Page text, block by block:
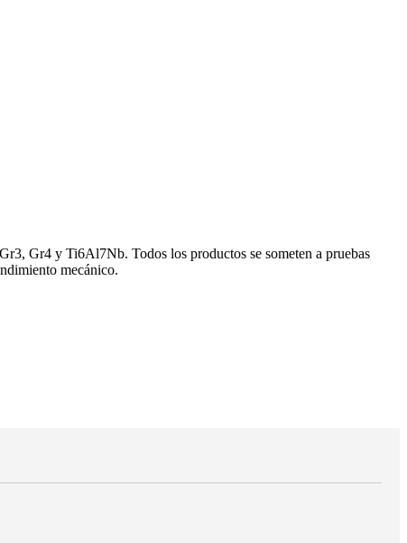
Gr4 y Ti6Al7Nb. Todos los productos se someten a pruebas
mecánico.